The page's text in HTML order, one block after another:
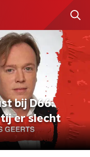
bij D66:
er slecht